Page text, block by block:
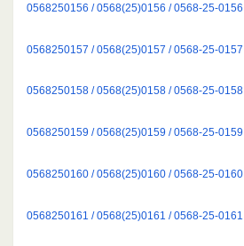
0568250156 / 0568(25)0156 / 0568-25-0156
0568250157 / 0568(25)0157 / 0568-25-0157
0568250158 / 0568(25)0158 / 0568-25-0158
0568250159 / 0568(25)0159 / 0568-25-0159
0568250160 / 0568(25)0160 / 0568-25-0160
0568250161 / 0568(25)0161 / 0568-25-0161